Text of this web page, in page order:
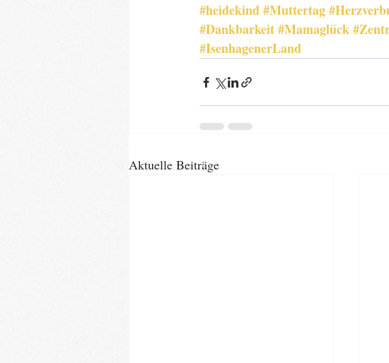
#heidekind#Muttertag
#Dankbarkeit#Mamaglück
#IsenhagenerLand
Aktuelle Beiträge